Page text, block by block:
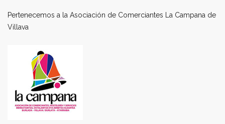
Pertenecemos a la Asociación de Comerciantes La Campana de
Villava